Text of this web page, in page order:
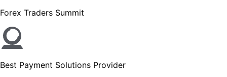
Forex Traders Summit
Best Payment Solutions Provider